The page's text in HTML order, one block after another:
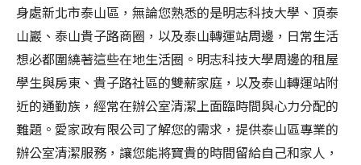
身處新北市泰山區，無論您熟悉的是明志科技大學、頂泰
山巖、泰山貴子路商圈，以及泰山轉運站周邊，日常生活
想必都圍繞著這些在地生活圈。明志科技大學周邊的租屋
學生與房東、貴子路社區的雙薪家庭，以及泰山轉運站附
近的通勤族，經常在辦公室清潔上面臨時間與心力分配的
難題。愛家政有限公司了解您的需求，提供泰山區專業的
辦公室清潔服務，讓您能將寶貴的時間留給自己和家人，